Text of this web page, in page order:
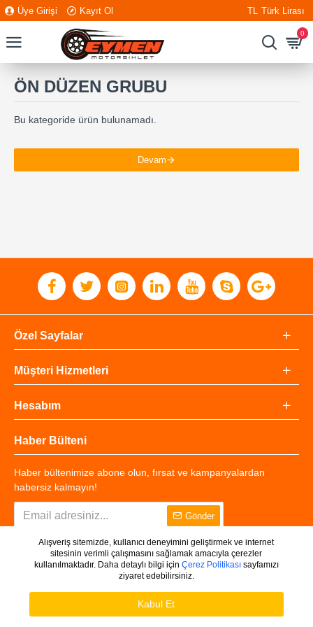
Üye Girişi Kayıt Ol TL Türk Lirası
0
ÖN DÜZEN GRUBU
Bu kategoride ürün bulunamadı.
Devam
Özel Sayfalar
Müşteri Hizmetleri
Hesabım
Haber Bülteni
Haber bültenimize abone olun, fırsat ve kampanyalardan
habersiz kalmayın!
Gönder
Copyright © 2025 - Tüm Hakları Saklıdır.
Alışveriş sitemizde, kullanıcı deneyimini geliştirmek ve internet
sitesinin verimli çalışmasını sağlamak amacıyla çerezler
kullanılmaktadır. Daha detaylı bilgi için Çerez Politikasısayfamızı
ziyaret edebilirsiniz.
Kabul Et
Ürünleri Filtrele